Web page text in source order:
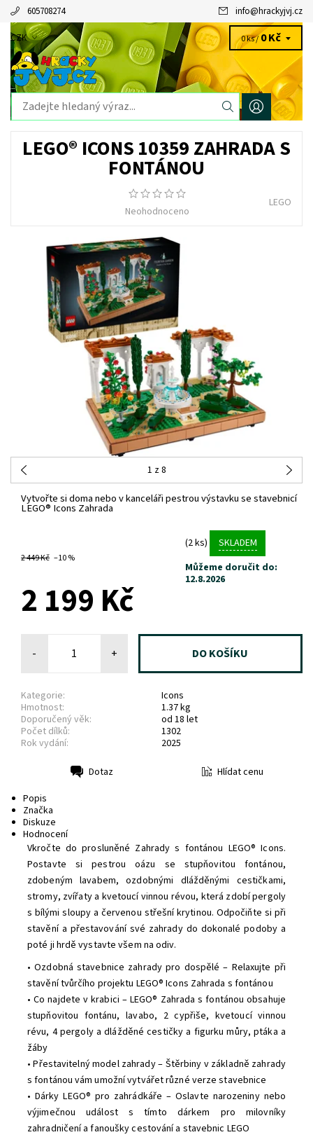
605708274 info@hrackyjvj.cz
CZK 0 ks /0 Kč
LEGO® ICONS 10359 ZAHRADA S
FONTÁNOU
Neohodnoceno
LEGO
1 z 8
Vytvořte si doma nebo v kanceláři pestrou výstavku se stavebnicí
LEGO® Icons Zahrada
2 449 Kč –10 %
(2 ks)
SKLADEM
Můžeme doručit do:
12.8.2026
2 199 Kč
- +
Kategorie:
Icons
Hmotnost:
1.37 kg
Doporučený věk:
od 18 let
Počet dílků:
1302
Rok vydání:
2025
Dotaz
Hlídat cenu
Popis
Značka
Diskuze
Hodnocení
Vkročte do prosluněné Zahrady s fontánou LEGO® Icons.
Postavte si pestrou oázu se stupňovitou fontánou,
zdobeným lavabem, ozdobnými dlážděnými cestičkami,
stromy, zvířaty a kvetoucí vinnou révou, která zdobí pergoly
s bílými sloupy a červenou střešní krytinou. Odpočiňte si při
stavění a přestavování své zahrady do dokonalé podoby a
poté ji hrdě vystavte všem na odiv.
• Ozdobná stavebnice zahrady pro dospělé – Relaxujte při
stavění tvůrčího projektu LEGO® Icons Zahrada s fontánou
• Co najdete v krabici – LEGO® Zahrada s fontánou obsahuje
stupňovitou fontánu, lavabo, 2 cypřiše, kvetoucí vinnou
révu, 4 pergoly a dlážděné cestičky a figurku můry, ptáka a
žáby
• Přestavitelný model zahrady – Štěrbiny v základně zahrady
s fontánou vám umožní vytvářet různé verze stavebnice
• Dárky LEGO® pro zahrádkáře – Oslavte narozeniny nebo
výjimečnou událost s tímto dárkem pro milovníky
zahradničení a fanoušky cestování a stavebnic LEGO